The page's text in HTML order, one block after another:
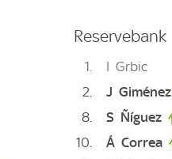
Reservebank
1 I Grbic
2
J Giménez
8 S Ñíguez
10 Á Correa